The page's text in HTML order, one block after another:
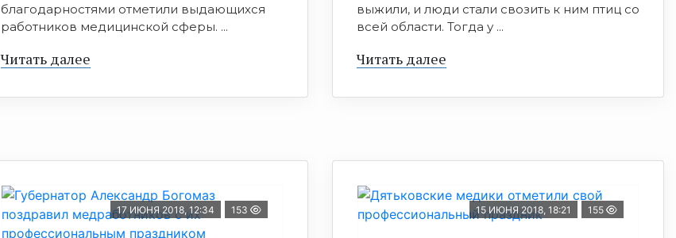
благодарностями отметили выдающихся
работников медицинской сферы. ...
Читать далее
выжили, и люди стали свозить к ним птиц со
всей области. Тогда у ...
Читать далее
17 ИЮНЯ 2018, 12:34 153 15 ИЮНЯ 2018, 18:21 155